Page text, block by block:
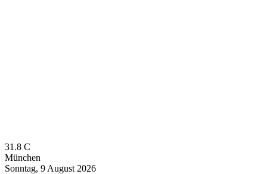
31.8 C
München
Sonntag, 9 August 2026